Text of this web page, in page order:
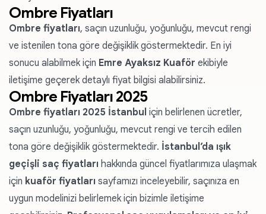
Ombre Fiyatları
Ombre fiyatları, saçın uzunluğu, yoğunluğu, mevcut rengi
ve istenilen tona göre değişiklik göstermektedir. En iyi
sonucu alabilmek için Emre Ayaksız Kuaför ekibiyle
iletişime geçerek detaylı fiyat bilgisi alabilirsiniz.
Ombre Fiyatları 2025
Ombre fiyatları 2025 İstanbul için belirlenen ücretler,
saçın uzunluğu, yoğunluğu, mevcut rengi ve tercih edilen
tona göre değişiklik göstermektedir. İstanbul’da ışık
geçişli saç fiyatları hakkında güncel fiyatlarımıza ulaşmak
için kuaför fiyatları sayfamızı inceleyebilir, saçınıza en
uygun modelinizi belirlemek için bizimle iletişime